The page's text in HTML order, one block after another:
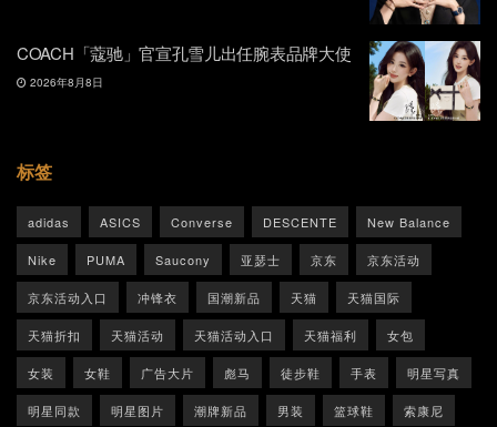
COACH「蔻驰」官宣孔雪儿出任腕表品牌大使
2026年8月8日
标签
adidas ASICS Converse DESCENTE New Balance
Nike PUMA Saucony 亚瑟士 京东 京东活动
京东活动入口 冲锋衣 国潮新品 天猫 天猫国际
天猫折扣 天猫活动 天猫活动入口 天猫福利 女包
女装 女鞋 广告大片 彪马 徒步鞋 手表 明星写真
明星同款 明星图片 潮牌新品 男装 篮球鞋 索康尼